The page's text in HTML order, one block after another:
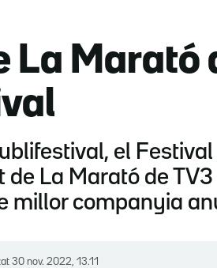
La
el
de La Marató de
millor companyia
30 nov. 2022, 13.11